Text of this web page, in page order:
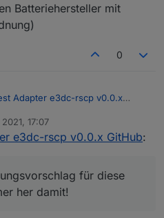
Batteriehersteller mit
0
Adapter e3dc-rscp v0.0.x
in die Garage stellen.
Text steht (Spannung anstatt
für diese
2021, 17:07
e3dc-rscp v0.0.x GitHub:
für diese
her damit!